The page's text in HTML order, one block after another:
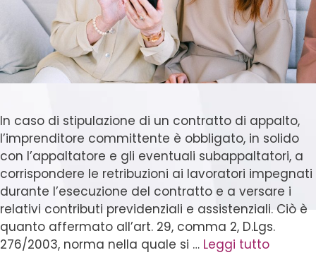
In caso di stipulazione di un contratto di appalto,
l’imprenditore committente è obbligato, in solido
con l’appaltatore e gli eventuali subappaltatori, a
corrispondere le retribuzioni ai lavoratori impegnati
durante l’esecuzione del contratto e a versare i
relativi contributi previdenziali e assistenziali. Ciò è
quanto affermato all’art. 29, comma 2, D.Lgs.
276/2003, norma nella quale si … Leggi tutto